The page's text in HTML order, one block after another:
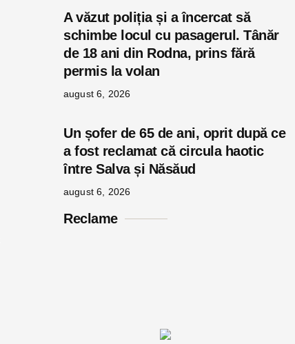
A văzut poliția și a încercat să
schimbe locul cu pasagerul. Tânăr
de 18 ani din Rodna, prins fără
permis la volan
august 6, 2026
Un șofer de 65 de ani, oprit după ce
a fost reclamat că circula haotic
între Salva și Năsăud
august 6, 2026
Reclame